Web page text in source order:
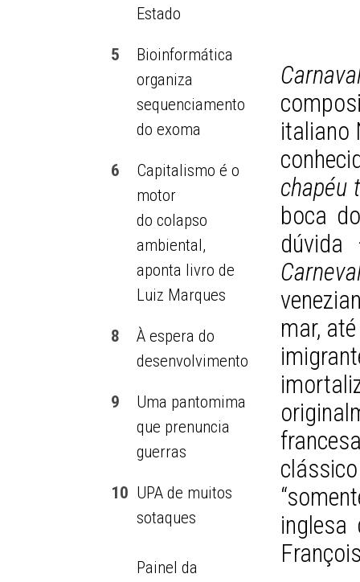
Estado
5
Bioinformática
organiza
sequenciamento
do exoma
6
Capitalismo é o
motor
do colapso
ambiental,
aponta livro de
Luiz Marques
8
À espera do
desenvolvimento
9
Uma pantomima
que prenuncia
guerras
10 UPA de muitos
sotaques
Painel da
italiano
chapéu
boca
dúvida
mar,